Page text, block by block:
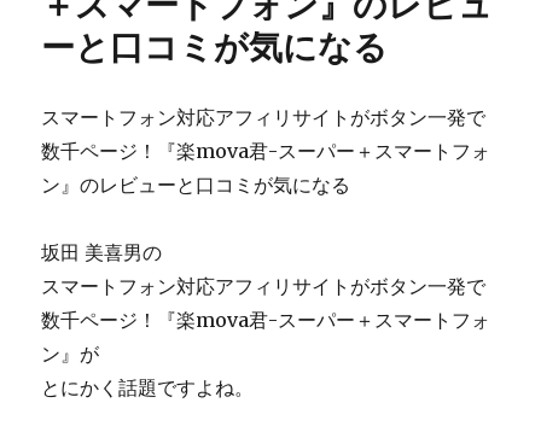
の
ク
リ
ッ
ク
続
け
る
ら
ーと口コミが気になる
スマートフォン対応アフィリサイトがボタン一発で
数千ページ！『楽mova君-スーパー＋スマートフォ
ン』のレビューと口コミが気になる
坂田 美喜男の
スマートフォン対応アフィリサイトがボタン一発で
数千ページ！『楽mova君-スーパー＋スマートフォ
ン』が
とにかく話題ですよね。